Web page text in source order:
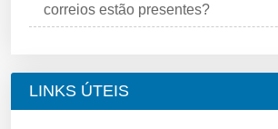
correios estão presentes?
LINKS ÚTEIS